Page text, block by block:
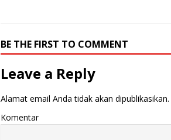
BE THE FIRST TO COMMENT
Leave a Reply
Alamat email Anda tidak akan dipublikasikan.
Komentar